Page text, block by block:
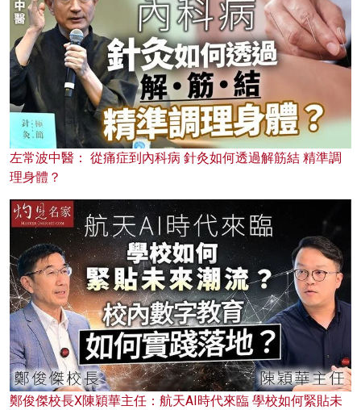
左常波中醫： 從痛症到內科病 針灸如何透過解筋結 精準調
理身體？
鄭俊傑校長X陳穎華主任：航天AI時代來臨 學校如何緊貼未